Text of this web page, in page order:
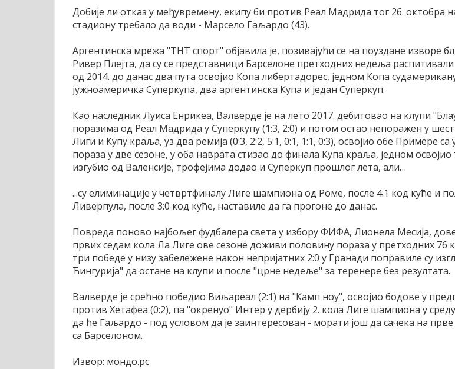
Добије ли отказ у међувремену, екипу би против Реал Мадрида тог 26. октобра
стадиону требало да води - Марсело Гаљардо (43).
Аргентинска мрежа "ТНТ спорт" објавила је, позивајући се на поуздане изворе
Ривер Плејта, да су се представници Барселоне претходних недеља распитивали
од 2014. до данас два пута освојио Копа либертадорес, једном Копа
јужноамеричка Суперкупа, два аргентинска Купа и један Суперкуп.
Као наследник Луиса Енрикеа, Валверде је на лето 2017. дебитовао на клупи
поразима од Реал Мадрида у Суперкупу (1:3, 2:0) и потом остао непоражен у
Лиги и Купу краља, уз два ремија (0:3, 2:2, 5:1, 0:1, 1:1, 0:3), освојио обе Примере са
пораза у две сезоне, у оба наврата стизао до финала Купа краља, једном освојио
изгубио од Валенсије, трофејима додао и Суперкуп прошлог лета, али…
...су елиминације у четвртфиналу Лиге шампиона од Роме, после 4:1 код куће и
Ливерпула, после 3:0 код куће, наставиле да га прогоне до данас.
Повреда поново најбољег фудбалера света у избору ФИФА, Лионела Месија,
првих седам кола Ла Лиге ове сезоне доживи половину пораза у претходних 76
три победе у низу забележене након непријатних 2:0 у Гранади поправиле су
Ћингурија" да остане на клупи и после "црне недеље" за теренере без резултата.
Валверде је срећно победио Виљареал (2:1) на "Камп ноу", освојио бодове у
против Хетафеа (0:2), па "окренуо" Интер у дербију 2. кола Лиге шампиона у
да ће Гаљардо - под условом да је заинтересован - морати још да сачека на
са Барселоном.
Извор: мондо.рс